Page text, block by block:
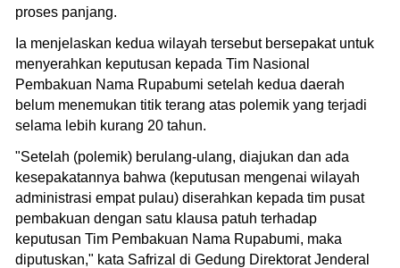
proses panjang.
Ia menjelaskan kedua wilayah tersebut bersepakat untuk
menyerahkan keputusan kepada Tim Nasional
Pembakuan Nama Rupabumi setelah kedua daerah
belum menemukan titik terang atas polemik yang terjadi
selama lebih kurang 20 tahun.
"Setelah (polemik) berulang-ulang, diajukan dan ada
kesepakatannya bahwa (keputusan mengenai wilayah
administrasi empat pulau) diserahkan kepada tim pusat
pembakuan dengan satu klausa patuh terhadap
keputusan Tim Pembakuan Nama Rupabumi, maka
diputuskan," kata Safrizal di Gedung Direktorat Jenderal